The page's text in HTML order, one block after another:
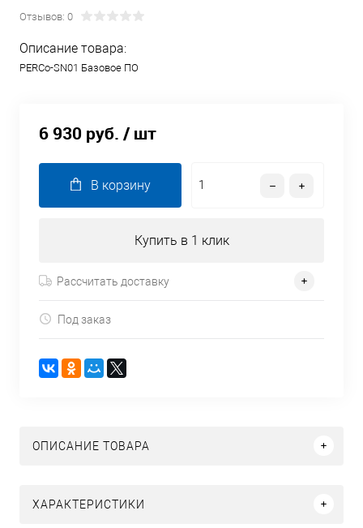
Отзывов: 0
Описание товара:
PERCo-SN01 Базовое ПО
6 930 руб. / шт
В корзину
Купить в 1 клик
Рассчитать доставку
Под заказ
ОПИСАНИЕ ТОВАРА
ХАРАКТЕРИСТИКИ